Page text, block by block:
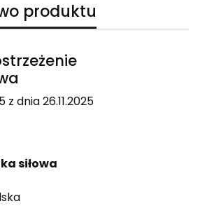
produktu
dnia 26.11.2025
siłowa